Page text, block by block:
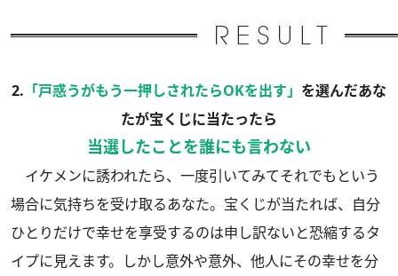
2. 「戸惑うがもう一押しされたらOKを出す」 を選んだあな
たが宝くじに当たったら
当選したことを誰にも言わない
イケメンに誘われたら、一度引いてみてそれでもという
場合に気持ちを受け取るあなた。宝くじが当たれば、自分
ひとりだけで幸せを享受するのは申し訳ないと恐縮するタ
イプに見えます。しかし意外や意外、他人にその幸せを分